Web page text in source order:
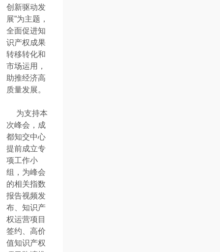
创新驱动发
展”为主题，
全面促进知
识产权成果
转移转化和
市场运用，
助推经济高
质量发展。
为支持本
次峰会，成
都知交中心
提前成立专
项工作小
组，为峰会
的相关指数
报告视频发
布、知识产
权运营项目
签约、高价
值知识产权